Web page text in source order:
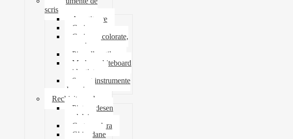
scris
Ascutitoare
Carioca
Creioane colorate,
mecanice
Pix roller stilou
Marker whiteboard
evidentiator
Suport instrumente
de scris
Rechizite scolare
Pictura desen
modelaj
Creta scolara
Ghiozdane